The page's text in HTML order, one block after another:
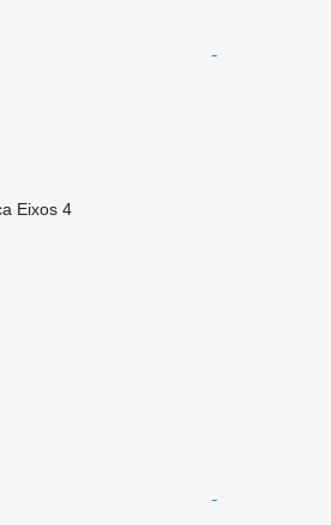
Eixos 4